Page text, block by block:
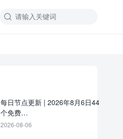

每日节点更新 | 2026年8月6日44
个免费
Clash/V2Ray/SSR/Shadowrocket
2026-08-06